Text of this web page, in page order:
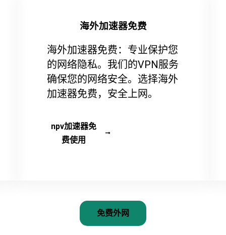
海外加速器免费
海外加速器免费：专业保护您
的网络隐私。我们的VPN服务
确保您的网络安全。选择海外
加速器免费，安全上网。
npv加速器免
费使用
免费外网